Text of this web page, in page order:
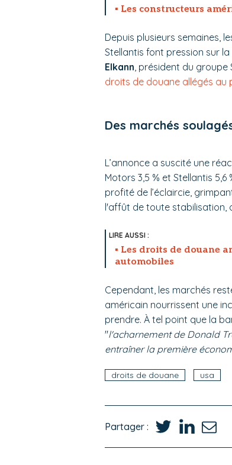
Les constructeurs
Depuis plusieurs semaines,
Stellantis font pression sur
Elkann, président du groupe
droits de douane allégés au
Des marchés
L’annonce a suscité une
Motors 3,5 % et Stellantis
profité de l’éclaircie,
l'affût de toute stabilisation,
Les droits de douane
automobiles
Cependant, les marchés
américain nourrissent une
prendre. À tel point que la
"l'acharnement de Donald
entraîner la première
droits de douane usa
Partager :